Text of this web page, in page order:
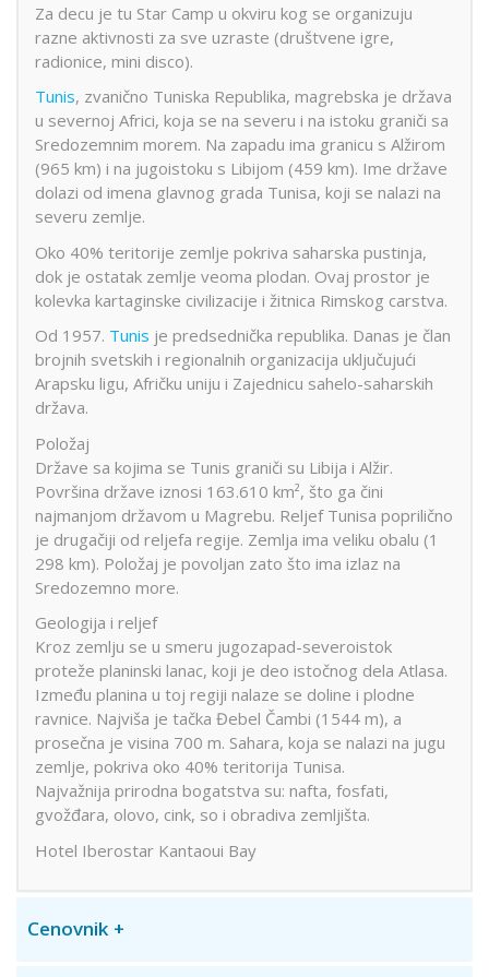
Za decu je tu Star Camp u okviru kog se organizuju
razne aktivnosti za sve uzraste (društvene igre,
radionice, mini disco).
Tunis, zvanično Tuniska Republika, magrebska je država
u severnoj Africi, koja se na severu i na istoku graniči sa
Sredozemnim morem. Na zapadu ima granicu s Alžirom
(965 km) i na jugoistoku s Libijom (459 km). Ime države
dolazi od imena glavnog grada Tunisa, koji se nalazi na
severu zemlje.
Oko 40% teritorije zemlje pokriva saharska pustinja,
dok je ostatak zemlje veoma plodan. Ovaj prostor je
kolevka kartaginske civilizacije i žitnica Rimskog carstva.
Od 1957. Tunis je predsednička republika. Danas je član
brojnih svetskih i regionalnih organizacija uključujući
Arapsku ligu, Afričku uniju i Zajednicu sahelo-saharskih
država.
Položaj
Države sa kojima se Tunis graniči su Libija i Alžir.
Površina države iznosi 163.610 km², što ga čini
najmanjom državom u Magrebu. Reljef Tunisa poprilično
je drugačiji od reljefa regije. Zemlja ima veliku obalu (1
298 km). Položaj je povoljan zato što ima izlaz na
Sredozemno more.
Geologija i reljef
Kroz zemlju se u smeru jugozapad-severoistok
proteže planinski lanac, koji je deo istočnog dela Atlasa.
Između planina u toj regiji nalaze se doline i plodne
ravnice. Najviša je tačka Đebel Čambi (1544 m), a
prosečna je visina 700 m. Sahara, koja se nalazi na jugu
zemlje, pokriva oko 40% teritorija Tunisa.
Najvažnija prirodna bogatstva su: nafta, fosfati,
gvožđara, olovo, cink, so i obradiva zemljišta.
Hotel Iberostar Kantaoui Bay
Cenovnik